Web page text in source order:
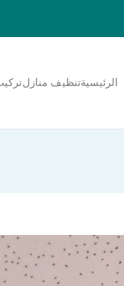
الرئيسيةتنظيف منازل